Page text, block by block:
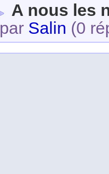
A nous les
par Salin (0